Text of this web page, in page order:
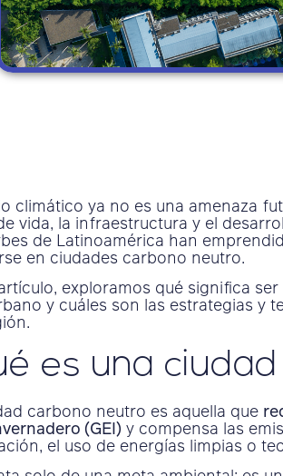
climático ya no es una amenaza
vida, la infraestructura y el
de Latinoamérica han
en ciudades carbono neutro.
exploramos qué significa
y cuáles son las estrategias y
es una
carbono neutro es aquella que
(GEI) y compensa las
el uso de energías limpias o